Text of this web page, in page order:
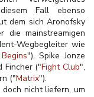
Fall ebenso
dem sich Aronofsky
die mainstreamigen
Wegbegleiter wie
"), Spike Jonze
Fincher ("Fight Club",
("Matrix").
nicht liefern, um